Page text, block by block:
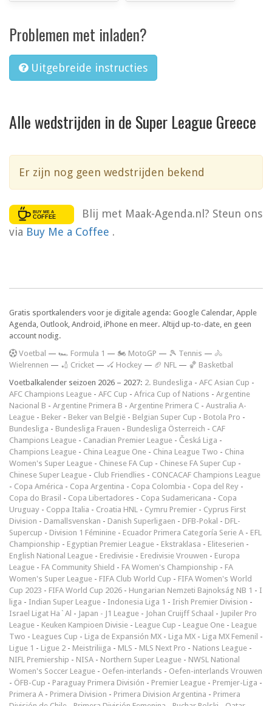
Problemen met inladen?
Uitgebreide instructies
Alle wedstrijden in de Super League Greece
Er zijn nog geen wedstrijden bekend
Blij met Maak-Agenda.nl? Steun ons
via Buy Me a Coffee .
Gratis sportkalenders voor je digitale agenda: Google Calendar, Apple
Agenda, Outlook, Android, iPhone en meer. Altijd up-to-date, en geen
account nodig.
Voetbal — 🏎️ Formula 1 — 🏍 MotoGP — 🎾 Tennis — 🚴
Wielrennen — 🏏 Cricket — 🏑 Hockey — 🏈 NFL — 🏀 Basketbal
Voetbalkalender seizoen 2026 – 2027: 2. Bundesliga - AFC Asian Cup -
AFC Champions League - AFC Cup - Africa Cup of Nations - Argentine
Nacional B - Argentine Primera B - Argentine Primera C - Australia A-
League - Beker - Beker van België - Belgian Super Cup - Botola Pro -
Bundesliga - Bundesliga Frauen - Bundesliga Österreich - CAF
Champions League - Canadian Premier League - Česká Liga -
Champions League - China League One - China League Two - China
Women's Super League - Chinese FA Cup - Chinese FA Super Cup -
Chinese Super League - Club Friendlies - CONCACAF Champions League
- Copa América - Copa Argentina - Copa Colombia - Copa del Rey -
Copa do Brasil - Copa Libertadores - Copa Sudamericana - Copa
Uruguay - Coppa Italia - Croatia HNL - Cymru Premier - Cyprus First
Division - Damallsvenskan - Danish Superligaen - DFB-Pokal - DFL-
Supercup - Division 1 Féminine - Ecuador Primera Categoría Serie A - EFL
Championship - Egyptian Premier League - Ekstraklasa - Eliteserien -
English National League - Eredivisie - Eredivisie Vrouwen - Europa
League - FA Community Shield - FA Women's Championship - FA
Women's Super League - FIFA Club World Cup - FIFA Women's World
Cup 2023 - FIFA World Cup 2026 - Hungarian Nemzeti Bajnokság NB 1 - I
liga - Indian Super League - Indonesia Liga 1 - Irish Premier Division -
Israel Ligat Ha`Al - Japan - J1 League - Johan Cruijff Schaal - Jupiler Pro
League - Keuken Kampioen Divisie - League Cup - League One - League
Two - Leagues Cup - Liga de Expansión MX - Liga MX - Liga MX Femenil -
Ligue 1 - Ligue 2 - Meistriliiga - MLS - MLS Next Pro - Nations League -
NIFL Premiership - NISA - Northern Super League - NWSL National
Women's Soccer League - Oefen-interlands - Oefen-interlands Vrouwen
- ÖFB-Cup - Paraguay Primera División - Premier League - Premjer-Liga -
Primera A - Primera Division - Primera Division Argentina - Primera